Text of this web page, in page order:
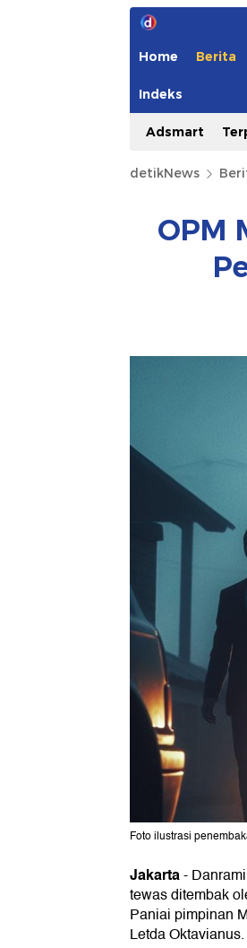
Home Berita
Indeks
Adsmart
detikNews
OPM
Foto ilustrasi
Jakarta-
tewas ditembak
Paniai pimpinan
Letda Oktavianus.